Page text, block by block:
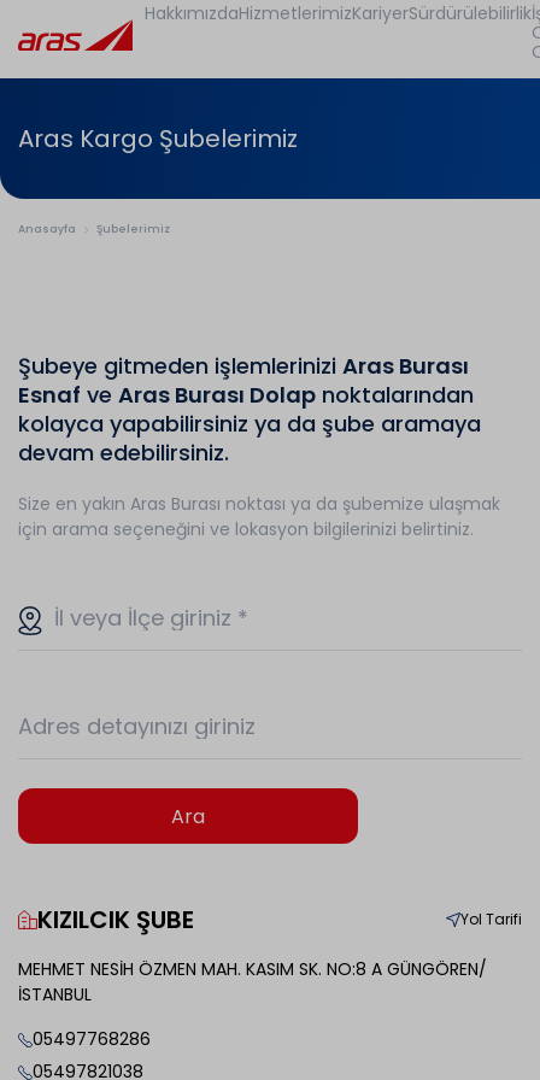
HakkımızdaHizmetlerimizKariyerSürdürülebilirlik
Aras Kargo Şubelerimiz
Anasayfa Şubelerimiz
Şubeye gitmeden işlemlerinizi Aras Burası
Esnaf ve Aras Burası Dolap noktalarından
kolayca yapabilirsiniz ya da şube aramaya
devam edebilirsiniz.
Size en yakın Aras Burası noktası ya da şubemize ulaşmak
için arama seçeneğini ve lokasyon bilgilerinizi belirtiniz.
İl veya İlçe giriniz *
Adres detayınızı giriniz
Ara
KIZILCIK ŞUBE Yol Tarifi
MEHMET NESİH ÖZMEN MAH. KASIM SK. NO:8 A GÜNGÖREN/
İSTANBUL
05497768286
05497821038